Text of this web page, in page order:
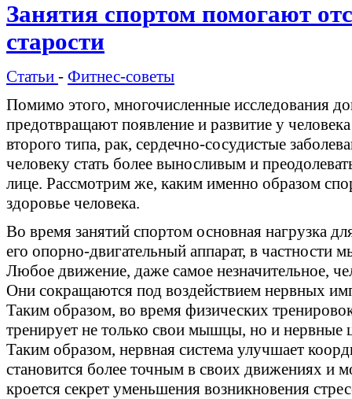
Занятия спортом помогают
старости
Статьи - Фитнес-советы
Помимо этого, многочисленные исследования
предотвращают появление и развитие у
второго типа, рак, сердечно-сосудистые
человеку стать более выносливым и
лице. Рассмотрим же, каким именно образом
здоровье человека.
Во время занятий спортом основная нагрузка
его опорно-двигательный аппарат, в частности
Любое движение, даже самое незначительное,
Они сокращаются под воздействием нервных
Таким образом, во время физических
тренирует не только свои мышцы, но и нервные
Таким образом, нервная система улучшает
становится более точным в своих движениях и
кроется секрет уменьшения возникновения